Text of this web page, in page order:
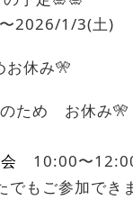
2026/1/3(土)
お休み🎌
ため お休み🎌
10:00〜
参加でき